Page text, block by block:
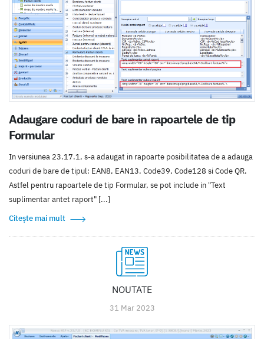
Adaugare coduri de bare in rapoartele de tip
Formular
In versiunea 23.17.1, s-a adaugat in rapoarte posibilitatea de a adauga
coduri de bare de tipul: EAN8, EAN13, Code39, Code128 si Code QR.
Astfel pentru rapoartele de tip Formular, se pot include in "Text
suplimentar antet raport" [...]
Citește mai mult
NOUTATE
31 Mar 2023